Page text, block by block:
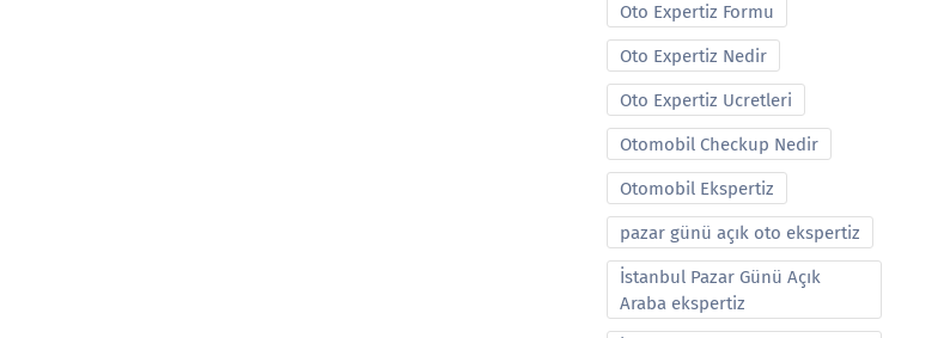
Oto Expertiz Formu
Oto Expertiz Nedir
Oto Expertiz Ucretleri
Otomobil Checkup Nedir
Otomobil Ekspertiz
pazar günü açık oto ekspertiz
İstanbul Pazar Günü Açık
Araba ekspertiz